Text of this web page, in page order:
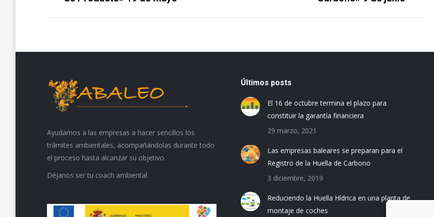
anterior
Ayudamos a las empresas a hacer sencillos los
trámites ambientales, acompañándolas durante todo
el proceso hasta alcanzar su objetivo.
Déjanos ser tu coach ambiental.
Últimos posts
El 16 de octubre termina el plazo para
constituir la garantía financiera
29 marzo, 2021
Las empresas baleares se preparan para el
Registro de la Huella de Carbono
3 diciembre, 2019
Reduciendo la Huella Hídrica en una planta de
montaje de coches